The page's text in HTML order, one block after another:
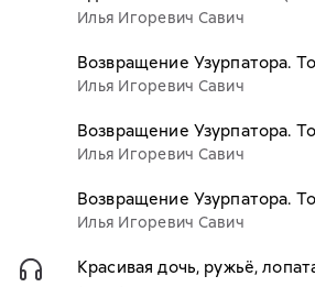
Илья Игоревич Савич
Возвращение Узурпатора.
Илья Игоревич Савич
Возвращение Узурпатора.
Илья Игоревич Савич
Возвращение Узурпатора.
Илья Игоревич Савич
Красивая дочь, ружьё,